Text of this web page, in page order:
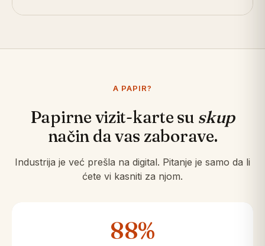
A PAPIR?
Papirne vizit-karte su skup
način da vas zaborave.
Industrija je već prešla na digital. Pitanje je samo da li
ćete vi kasniti za njom.
88%